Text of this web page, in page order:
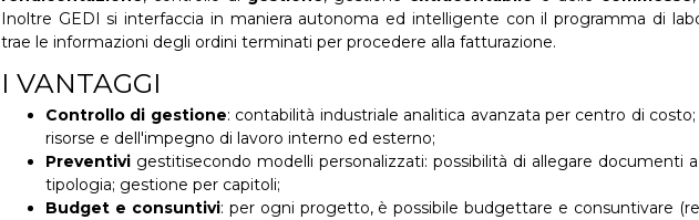
Inoltre GEDI si interfaccia in maniera autonoma ed intelligente con il programma di
trae le informazioni degli ordini terminati per procedere alla fatturazione.
I VANTAGGI
Controllo di gestione: contabilità industriale analitica avanzata per centro di
risorse e dell'impegno di lavoro interno ed esterno;
Preventivi gestitisecondo modelli personalizzati: possibilità di allegare documenti
tipologia; gestione per capitoli;
Budget e consuntivi: per ogni progetto, è possibile budgettare e consuntivare